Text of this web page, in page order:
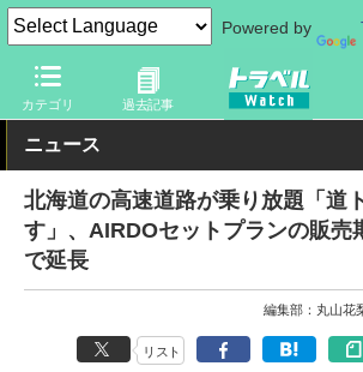
Powered by
カテゴリ 過去記事
トラベル Watch 企業・政府・官庁 道路
ニュース
北海道の高速道路が乗り放題「道
す」、AIRDOセットプランの販売
で延長
編集部：丸山花
リスト